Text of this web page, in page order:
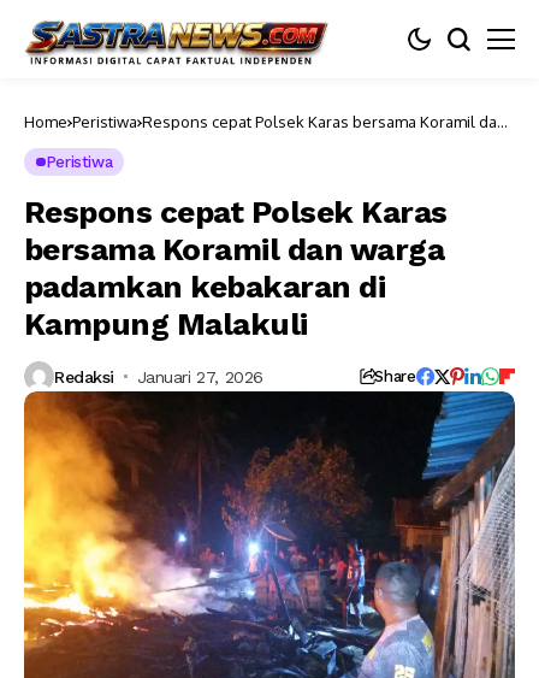
Home Peristiwa Respons cepat Polsek Karas bersama Koramil dan
Peristiwa
Respons cepat Polsek Karas
bersama Koramil dan warga
padamkan kebakaran di
Kampung Malakuli
Redaksi Januari 27, 2026 Share